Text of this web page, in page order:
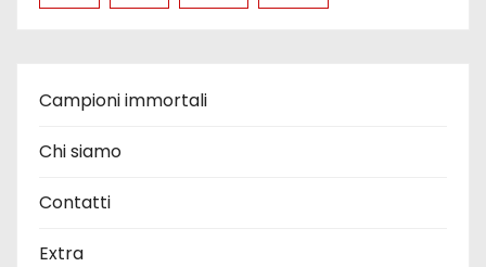
Campioni immortali
Chi siamo
Contatti
Extra